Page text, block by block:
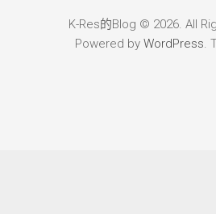
K-Res的Blog © 2026. All
Powered by WordPress.